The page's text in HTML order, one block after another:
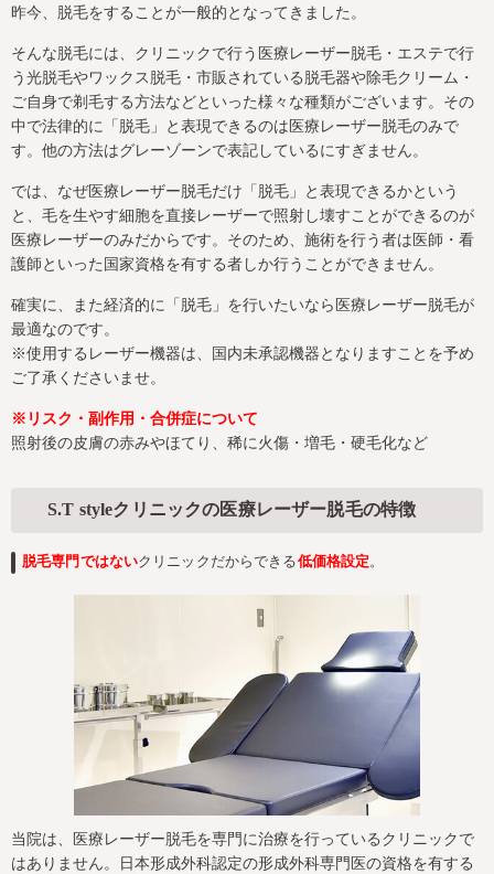
昨今、脱毛をすることが一般的となってきました。
そんな脱毛には、クリニックで行う医療レーザー脱毛・エステで行
う光脱毛やワックス脱毛・市販されている脱毛器や除毛クリーム・
ご自身で剃毛する方法などといった様々な種類がございます。その
中で法律的に「脱毛」と表現できるのは医療レーザー脱毛のみで
す。他の方法はグレーゾーンで表記しているにすぎません。
では、なぜ医療レーザー脱毛だけ「脱毛」と表現できるかという
と、毛を生やす細胞を直接レーザーで照射し壊すことができるのが
医療レーザーのみだからです。そのため、施術を行う者は医師・看
護師といった国家資格を有する者しか行うことができません。
確実に、また経済的に「脱毛」を行いたいなら医療レーザー脱毛が
最適なのです。
※使用するレーザー機器は、国内未承認機器となりますことを予め
ご了承くださいませ。
※リスク・副作用・合併症について
照射後の皮膚の赤みやほてり、稀に火傷・増毛・硬毛化など
S.T styleクリニックの医療レーザー脱毛の特徴
脱毛専門ではないクリニックだからできる低価格設定。
当院は、医療レーザー脱毛を専門に治療を行っているクリニックで
はありません。日本形成外科認定の形成外科専門医の資格を有する